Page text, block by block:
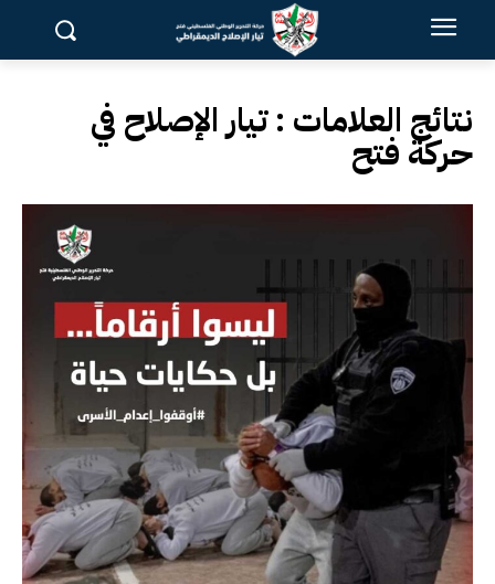
نتائج العلامات :تيار الإصلاح في
حركة فتح